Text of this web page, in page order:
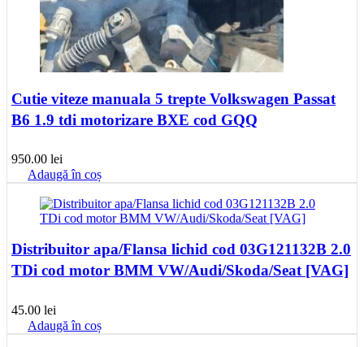
Cutie viteze manuala 5 trepte Volkswagen Passat
B6 1.9 tdi motorizare BXE cod GQQ
950.00 lei
Adaugă în coș
Distribuitor apa/Flansa lichid cod 03G121132B 2.0
TDi cod motor BMM VW/Audi/Skoda/Seat [VAG]
45.00 lei
Adaugă în coș